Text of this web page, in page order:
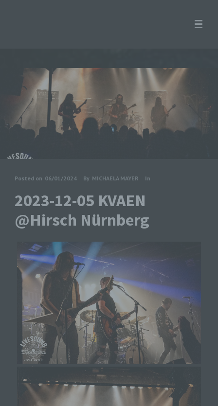
Posted on 06/01/2024 By MICHAELA MAYER In
2023-12-05 KVAEN
@Hirsch Nürnberg